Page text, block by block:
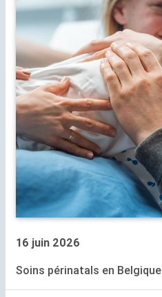
16 juin 2026
Soins périnatals en Belgique